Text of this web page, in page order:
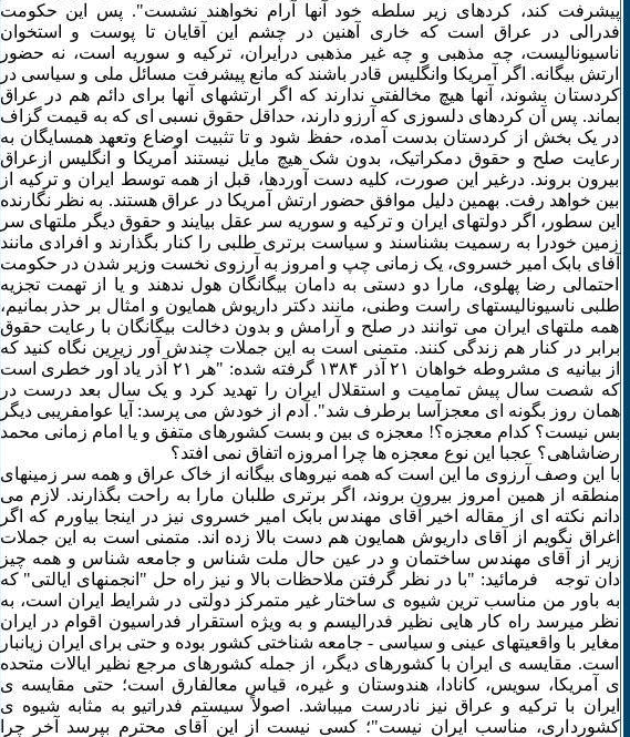
پیشرفت کند، کردهای زیر سلطه خود آنها آرام نخواهند نشست". پس این حکومت
فدرالی در عراق است که خاری آهنین در چشم این آقایان تا پوست و استخوان
ناسیونالیست، چه مذهبی و چه غیر مذهبی درایران، ترکیه و سوریه است، نه حضور
ارتش بیگانه. اگر آمریکا وانگلیس قادر باشند که مانع پیشرفت مسائل ملی و سیاسی در
کردستان بشوند، آنها هیچ مخالفتی ندارند که اگر ارتشهای آنها برای دائم هم در عراق
بماند. پس آن کردهای دلسوزی که آرزو دارند، حداقل حقوق نسبی ای که به قیمت گزاف
در یک بخش از کردستان بدست آمده، حفظ شود و تا تثبیت اوضاع وتعهد همسایگان به
رعایت صلح و حقوق دمکراتیک، بدون شک هیچ مایل نیستند آمریکا و انگلیس ازعراق
بیرون بروند. درغیر این صورت، کلیه دست آوردها، قبل از همه توسط ایران و ترکیه از
بین خواهد رفت. بهمین دلیل موافق حضور ارتش آمریکا در عراق هستند. به نظر نگارنده
این سطور، اگر دولتهای ایران و ترکیه و سوریه سر عقل بیایند و حقوق دیگر ملتهای سر
زمین خودرا به رسمیت بشناسند و سیاست برتری طلبی را کنار بگذارند و افرادی مانند
آفای بابک امیر خسروی، یک زمانی چپ و امروز به آرزوی نخست وزیر شدن در حکومت
احتمالی رضا پهلوی، مارا دو دستی به دامان بیگانگان هول ندهند و یا از تهمت تجزیه
طلبی ناسیونالیستهای راست وطنی، مانند دکتر داریوش همایون و امثال بر حذر بمانیم،
همه ملتهای ایران می توانند در صلح و آرامش و بدون دخالت بیگانگان با رعایت حقوق
برابر در کنار هم زندگی کنند. متمنی است به این جملات چندش آور زیرین نگاه کنید که
از بیانیه ی مشروطه خواهان ۲۱ آذر ۱٣٨۴ گرفته شده: "هر ٢١ آذر یاد آور خطری است
که شصت سال پیش تمامیت و استقلال ایران را تهدید کرد و یک سال بعد درست در
همان روز بگونه ای معجزآسا برطرف شد". آدم از خودش می پرسد: آیا عوامفریبی دیگر
بس نیست؟ کدام معجزه؟! معجزه ی بین و بست کشورهای متفق و یا امام زمانی محمد
رضاشاهی؟ عجبا این نوع معجزه ها چرا امروزه اتفاق نمی افتد؟
با این وصف آرزوی ما این است که همه نیروهای بیگانه از خاک عراق و همه سر زمینهای
منطقه از همین امروز بیرون بروند، اگر برتری طلبان مارا به راحت بگذارند. لازم می
دانم نکته ای از مقاله اخیر آقای مهندس بابک امیر خسروی نیز در اینجا بیاورم که اگر
اغراق نگویم از آقای داریوش همایون هم دست بالا زده اند. متمنی است به این جملات
زیر از آقای مهندس ساختمان و در عین حال ملت شناس و جامعه شناس و همه چیز
دان توجه فرمائید: "با در نظر گرفتن ملاحظات بالا و نیز راه حل "انجمنهای ایالتی" که
به باور من مناسب ترین شیوه ی ساختار غیر متمرکز دولتی در شرایط ایران است، به
نظر میرسد راه کار هایی نظیر فدرالیسم و به ویژه استقرار فدراسیون اقوام در ایران
مغایر با واقعیتهای عینی و سیاسی - جامعه شناختی کشور بوده و حتی برای ایران زیانبار
است. مقایسه ی ایران با کشورهای دیگر، از جمله کشورهای مرجع نظیر ایالات متحده
ی آمریکا، سویس، کانادا، هندوستان و غیره، قیاس معالفارق است؛ حتی مقایسه ی
ایران با ترکیه و عراق نیز نادرست میباشد. اصولاً سیستم فدراتیو به مثابه شیوه ی
کشورداری، مناسب ایران نیست"؛ کسی نیست از این آقای محترم بپرسد آخر چرا